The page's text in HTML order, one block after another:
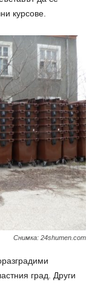
курсове.
Снимка: 24shumen.com
град. Други